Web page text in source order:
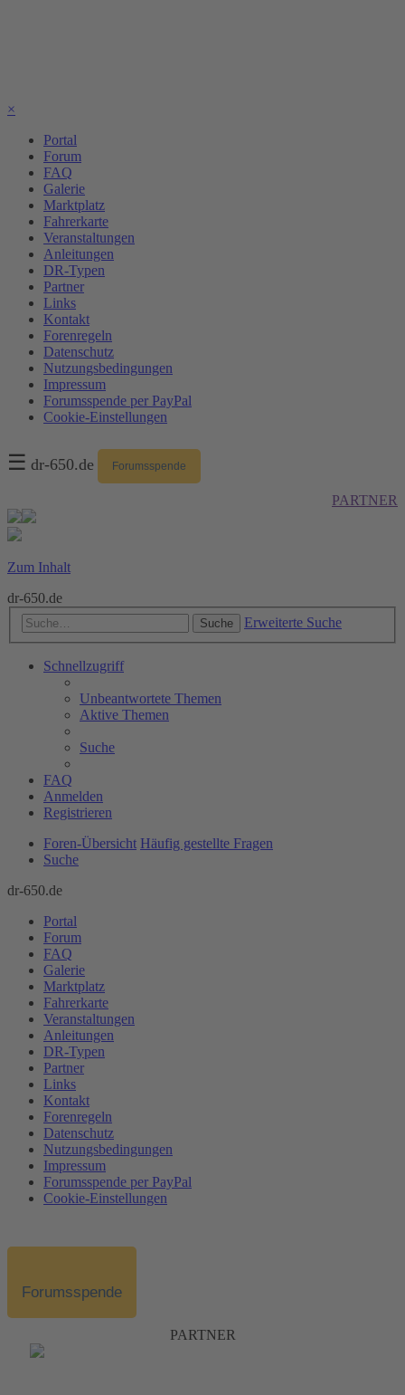
×
Portal
Forum
FAQ
Galerie
Marktplatz
Fahrerkarte
Veranstaltungen
Anleitungen
DR-Typen
Partner
Links
Kontakt
Forenregeln
Datenschutz
Nutzungsbedingungen
Impressum
Forumsspende per PayPal
Cookie-Einstellungen
☰ dr-650.de Forumsspende
PARTNER
Zum Inhalt
dr-650.de
Suche Erweiterte Suche
Schnellzugriff
Unbeantwortete Themen
Aktive Themen
Suche
FAQ
Anmelden
Registrieren
Foren-Übersicht Häufig gestellte Fragen
Suche
dr-650.de
Portal
Forum
FAQ
Galerie
Marktplatz
Fahrerkarte
Veranstaltungen
Anleitungen
DR-Typen
Partner
Links
Kontakt
Forenregeln
Datenschutz
Nutzungsbedingungen
Impressum
Forumsspende per PayPal
Cookie-Einstellungen
Forumsspende
PARTNER